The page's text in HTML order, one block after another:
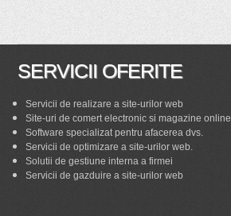
SERVICII OFERITE
Servicii de realizare a site-urilor web
Site-uri de comert electronic si magazine online
Software specializat pentru afacerea dvs.
Servicii de optimizare a site-urilor web.
Solutii de gestiune interna a firmei
Servicii de gazduire a site-urilor web